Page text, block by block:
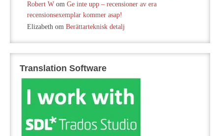
Robert W om Ge inte upp – recensioner av era
recensionsexemplar kommer asap!
Elizabeth om Berättarteknisk detalj
Translation Software